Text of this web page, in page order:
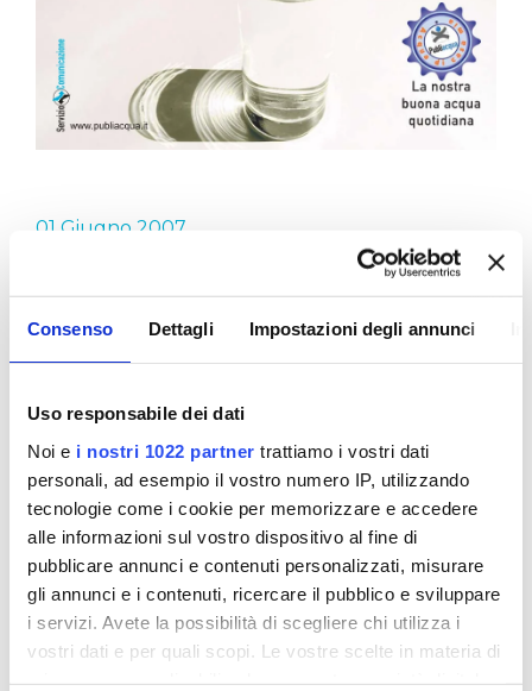
Consenso Dettagli Impostazioni degli annunci
Uso responsabile dei dati
Noi e i nostri 1022 partner trattiamo i vostri dati
personali, ad esempio il vostro numero IP, utilizzando
tecnologie come i cookie per memorizzare e accedere
alle informazioni sul vostro dispositivo al fine di
pubblicare annunci e contenuti personalizzati, misurare
gli annunci e i contenuti, ricercare il pubblico e sviluppare
i servizi. Avete la possibilità di scegliere chi utilizza i
vostri dati e per quali scopi. Le vostre scelte in materia di
01 Giugno 2007
ACQUA DI QUALITÀ
dalla sua nascita ha portato avanti attraverso le
proprie campagne di sensibilizzazione. Come
abbiamo detto anche in altre occasioni, l'acqua di
rubinetto, in tutto il territorio dove il servizio idrico
è gestito da Publiacqua, è di buona qualità, è
sicura ed offre garanzie di controllo come nessun
altro tipo di acqua in bottiglia.
E le nostre due campagne 2007 esemplificano al
meglio quanto detto sopra. Acqua di qualità…
direttamente a casa tua! e ricerchiamo… la qualità!!